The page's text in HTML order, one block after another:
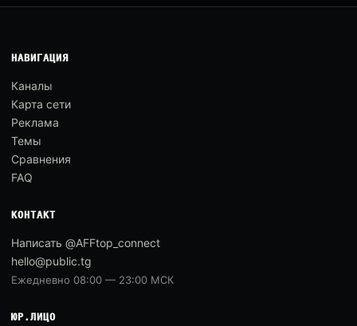
НАВИГАЦИЯ
Каналы
Карта сети
Реклама
Темы
Сравнения
FAQ
КОНТАКТ
Написать @AFFtop_connect
hello@public.tg
Ежедневно 08:00 — 23:00 МСК
ЮР.ЛИЦО